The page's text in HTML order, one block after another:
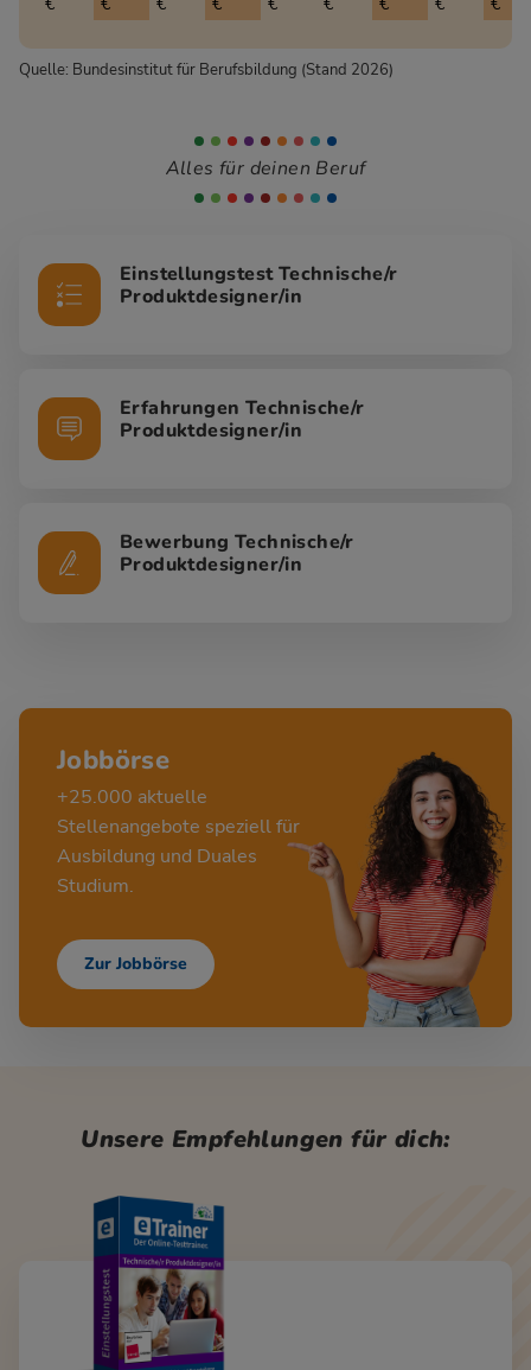
Quelle: Bundesinstitut für Berufsbildung (Stand 2026)
Alles für deinen Beruf
Einstellungstest Technische/r
Produktdesigner/in
Erfahrungen Technische/r
Produktdesigner/in
Bewerbung Technische/r
Produktdesigner/in
Jobbörse
+25.000 aktuelle
Stellenangebote speziell für
Ausbildung und Duales
Studium.
Zur Jobbörse
Unsere Empfehlungen für dich: